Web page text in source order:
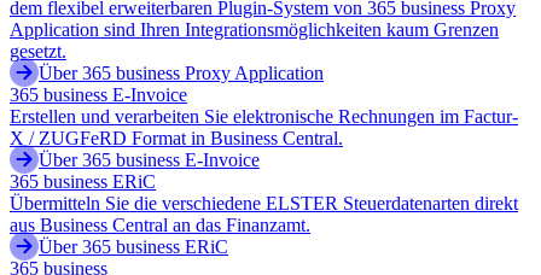
dem flexibel erweiterbaren Plugin-System von 365 business Proxy
Application sind Ihren Integrationsmöglichkeiten kaum Grenzen
gesetzt.
Über 365 business Proxy Application
365 business E-Invoice
Erstellen und verarbeiten Sie elektronische Rechnungen im Factur-
X / ZUGFeRD Format in Business Central.
Über 365 business E-Invoice
365 business ERiC
Übermitteln Sie die verschiedene ELSTER Steuerdatenarten direkt
aus Business Central an das Finanzamt.
Über 365 business ERiC
365 business